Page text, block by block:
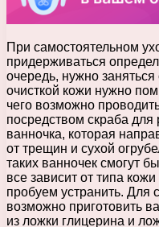
При самостоятельном
придерживаться
очередь, нужно
очисткой кожи нужно
чего возможно
посредством скраба для
ванночка, которая
от трещин и сухой
таких ванночек смогут
все зависит от типа
пробуем устранить. Для
возможно приготовить
из ложки глицерина и